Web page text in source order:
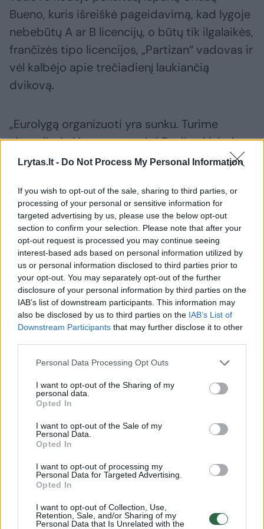
Lrytas.lt - Do Not Process My Personal Information
If you wish to opt-out of the sale, sharing to third parties, or
processing of your personal or sensitive information for
targeted advertising by us, please use the below opt-out
section to confirm your selection. Please note that after your
opt-out request is processed you may continue seeing
interest-based ads based on personal information utilized by
us or personal information disclosed to third parties prior to
your opt-out. You may separately opt-out of the further
disclosure of your personal information by third parties on the
IAB’s list of downstream participants. This information may
also be disclosed by us to third parties on the IAB’s List of
Downstream Participants that may further disclose it to other
Personal Data Processing Opt Outs
I want to opt-out of the Sharing of my
personal data.
Opted In
I want to opt-out of the Sale of my
Personal Data.
Opted In
I want to opt-out of processing my
Personal Data for Targeted Advertising.
Opted In
I want to opt-out of Collection, Use,
Retention, Sale, and/or Sharing of my
Personal Data that Is Unrelated with the
Bueno, kuris išreiškė pageidavimą, kad lygoje
nebebūtų A ar B licencijų, o būtų tik ilgalaikės,
frančizės tipo licencijos, „Partizan“ vadovas ir
vėl kalbėjo apie trečiadienį laukiančią
dvikovą.
„Eurolygą organizuoti yra sunku. Turime
situaciją, kai buvo patraukti Rusijos klubai,
atėjome mes, atėjo „Monaco“. Tada prasidėjo
„Hapoel“, o dabar jau trys klubai negali žaisti
namie. Suprantu, kad saugumas yra
svarbiausia, bet žmonės Eurolygoje turi
suprasti, kad klubai turi didžiulį kiekį fanų ir
rėmėjų, jie turi galvoti apie klubų struktūrą“, –
teigė jis.
Paulius Motiejūnas ir Ostoja Mijailovičius
Vangelio Stolio nuotr.